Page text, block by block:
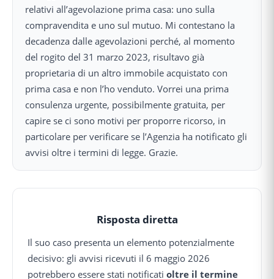
relativi all’agevolazione prima casa: uno sulla
compravendita e uno sul mutuo. Mi contestano la
decadenza dalle agevolazioni perché, al momento
del rogito del 31 marzo 2023, risultavo già
proprietaria di un altro immobile acquistato con
prima casa e non l’ho venduto. Vorrei una prima
consulenza urgente, possibilmente gratuita, per
capire se ci sono motivi per proporre ricorso, in
particolare per verificare se l’Agenzia ha notificato gli
avvisi oltre i termini di legge. Grazie.
Risposta diretta
Il suo caso presenta un elemento potenzialmente
decisivo: gli avvisi ricevuti il 6 maggio 2026
potrebbero essere stati notificati oltre il termine